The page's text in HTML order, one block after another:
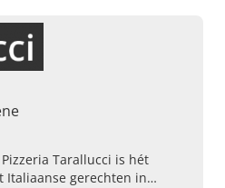
Tarallucci is hét
Italiaanse gerechten in